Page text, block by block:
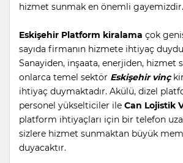
hizmet sunmak en önemli gayemizdir.
Eskişehir Platform kiralama çok
sayıda firmanın hizmete ihtiyaç
Sanayiden, inşaata, enerjiden, hizmet
onlarca temel sektör Eskişehir vinç
ihtiyaç duymaktadır. Akülü, dizel
personel yükselticiler ile Can Lojistik
platform ihtiyaçları için bir telefon
sizlere hizmet sunmaktan büyük
duyacaktır.